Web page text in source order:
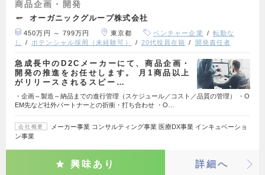
商品企画・開発
オーガニックグループ株式会社
450万円 ～ 799万円 東京都 ベンチャー企業
転勤な
し
ポテンシャル採用（未経験可） 20代役員在籍 開発責任者
急成長中のD2Cメーカーにて、商品企画・
開発の推進をお任せします。 月1商品以上
がリリースされるスピー…
・企画～製造～納品までの進行管理（スケジュール／コスト／品質の管理） ・O
EM先など社外パートナーとの折衝・打ち合わせ ・O…
会社概要
メーカー事業 コンサルティング事業 医療DX事業 インキュベーショ
ン事業
興味あり 詳細へ